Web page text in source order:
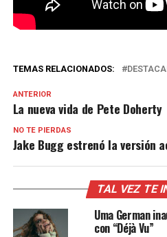
TEMAS RELACIONADOS:
ANTERIOR
La nueva vida de Pete Doherty
NO TE PIERDAS
Jake Bugg estrenó la versión
TAL VEZ TE
Uma German
con “Déjà Vu”